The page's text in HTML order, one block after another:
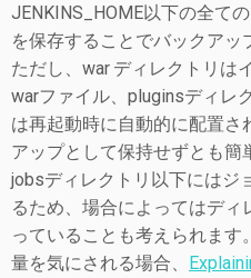
JENKINS_HOME以下の全て
を保存することでバックアッ
ただし、war ディレクトリは
warファイル、pluginsディレ
は再起動時に自動的に配置さ
アップとして保持せずとも簡
jobsディレクトリ以下にはジ
るため、場合によってはデ
っていることも考えられま
量を気にされる場合、